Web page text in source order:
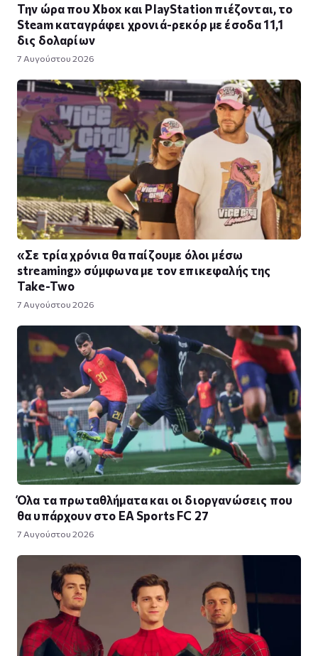
Την ώρα που Xbox και PlayStation πιέζονται, το
Steam καταγράφει χρονιά-ρεκόρ με έσοδα 11,1
δις δολαρίων
7 Αυγούστου 2026
«Σε τρία χρόνια θα παίζουμε όλοι μέσω
streaming» σύμφωνα με τον επικεφαλής της
Take-Two
7 Αυγούστου 2026
Όλα τα πρωταθλήματα και οι διοργανώσεις που
θα υπάρχουν στο EA Sports FC 27
7 Αυγούστου 2026